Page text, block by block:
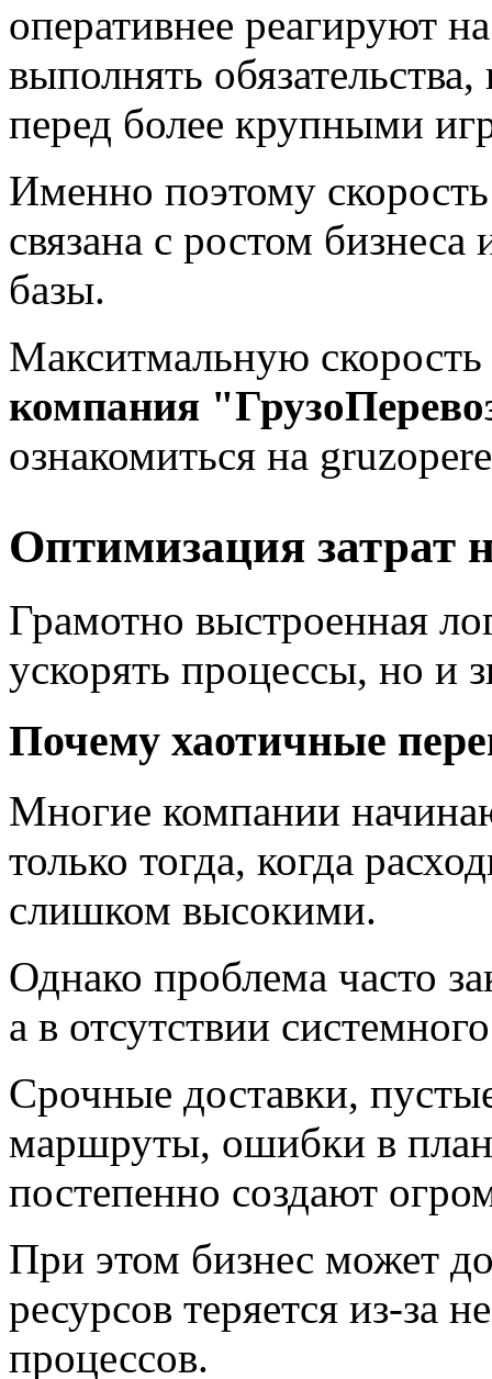
оперативнее реагируют
выполнять
перед более крупными
Именно поэтому
связана с ростом
базы.
Макситмальную
компания
ознакомиться на
Оптимизация затрат
Грамотно выстроенная
ускорять процессы, но и
Почему хаотичные
Многие компании
только тогда, когда
слишком высокими.
Однако проблема часто
а в отсутствии
Срочные доставки,
маршруты, ошибки в
постепенно создают
При этом бизнес может
ресурсов теряется из-за
процессов.